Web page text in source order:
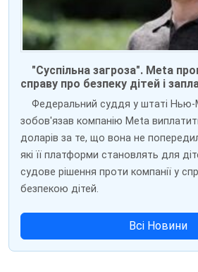
"Суспільна загроза". Meta
справу про безпеку дітей і
Федеральний суддя у штаті Нью-
зобов'язав компанію Meta
доларів за те, що вона не
які її платформи становлять для
судове рішення проти компанії у
безпекою дітей.
Всі Новини